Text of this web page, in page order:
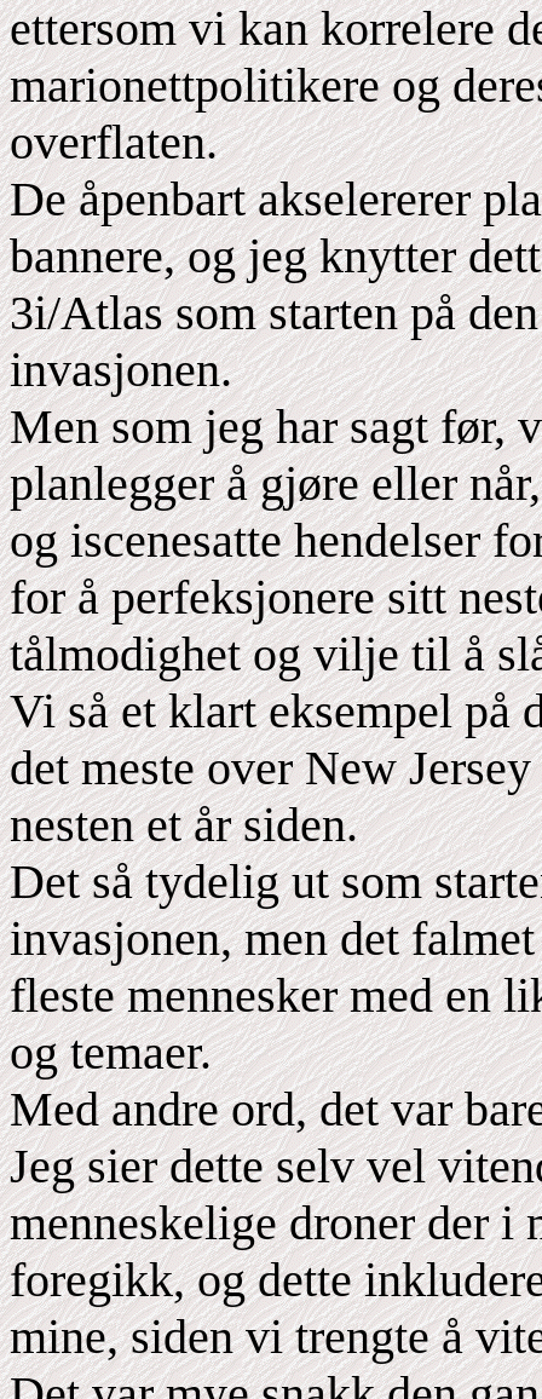
ettersom vi kan korrelere
marionettpolitikere og
overflaten.
De åpenbart akselererer
bannere, og jeg knytter
3i/Atlas som starten på
invasjonen.
Men som jeg har sagt før,
planlegger å gjøre eller
og iscenesatte hendelser
for å perfeksjonere sitt
tålmodighet og vilje til å
Vi så et klart eksempel på
det meste over New
nesten et år siden.
Det så tydelig ut som
invasjonen, men det
fleste mennesker med en
og temaer.
Med andre ord, det var
Jeg sier dette selv vel
menneskelige droner der i
foregikk, og dette
mine, siden vi trengte å